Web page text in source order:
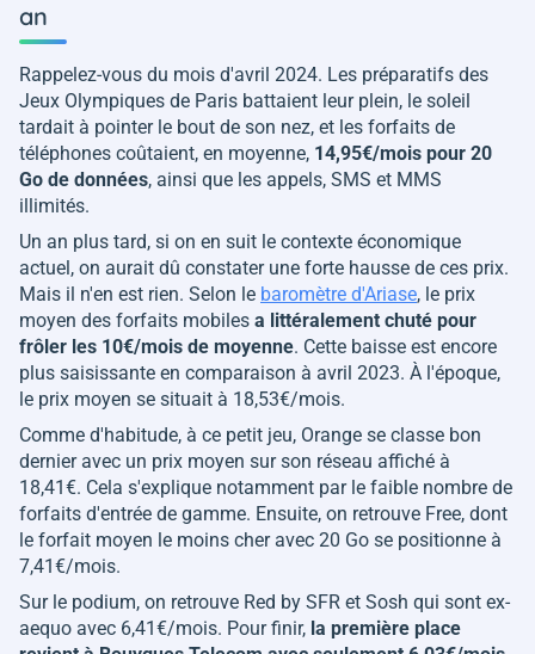
an
Rappelez-vous du mois d'avril 2024. Les préparatifs des
Jeux Olympiques de Paris battaient leur plein, le soleil
tardait à pointer le bout de son nez, et les forfaits de
téléphones coûtaient, en moyenne, 14,95€/mois pour 20
Go de données, ainsi que les appels, SMS et MMS
illimités.
Un an plus tard, si on en suit le contexte économique
actuel, on aurait dû constater une forte hausse de ces prix.
Mais il n'en est rien. Selon le baromètre d'Ariase, le prix
moyen des forfaits mobiles a littéralement chuté pour
frôler les 10€/mois de moyenne. Cette baisse est encore
plus saisissante en comparaison à avril 2023. À l'époque,
le prix moyen se situait à 18,53€/mois.
Comme d'habitude, à ce petit jeu, Orange se classe bon
dernier avec un prix moyen sur son réseau affiché à
18,41€. Cela s'explique notamment par le faible nombre de
forfaits d'entrée de gamme. Ensuite, on retrouve Free, dont
le forfait moyen le moins cher avec 20 Go se positionne à
7,41€/mois.
Sur le podium, on retrouve Red by SFR et Sosh qui sont ex-
aequo avec 6,41€/mois. Pour finir, la première place